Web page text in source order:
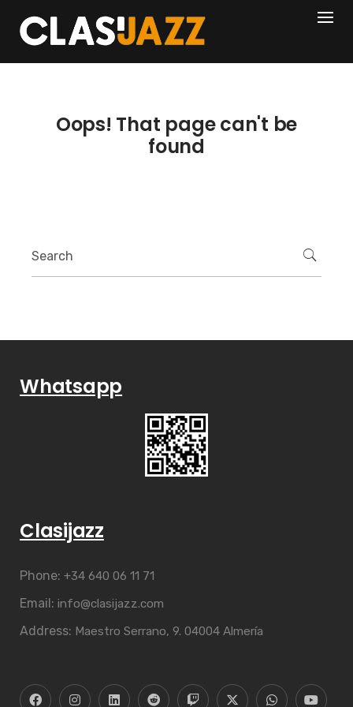
content
404
Oops! That page can't be
found
Whatsapp
Clasijazz
Phone: +34 640 06 11 71
Email: info@clasijazz.com
Address: Maestro Serrano, 9. 04004 Almería